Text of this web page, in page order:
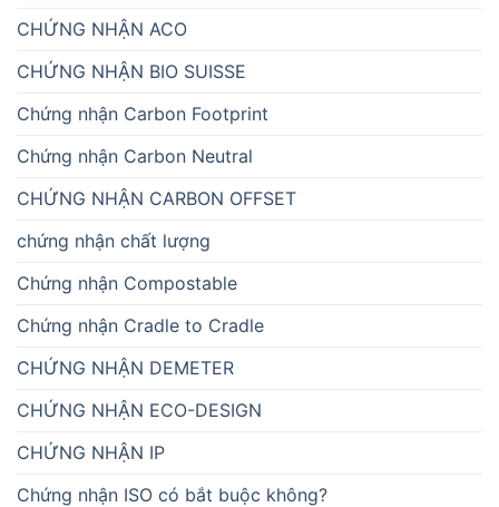
CHỨNG NHẬN ACO
CHỨNG NHẬN BIO SUISSE
Chứng nhận Carbon Footprint
Chứng nhận Carbon Neutral
CHỨNG NHẬN CARBON OFFSET
chứng nhận chất lượng
Chứng nhận Compostable
Chứng nhận Cradle to Cradle
CHỨNG NHẬN DEMETER
CHỨNG NHẬN ECO-DESIGN
CHỨNG NHẬN IP
Chứng nhận ISO có bắt buộc không?